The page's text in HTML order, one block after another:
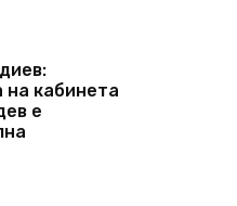
на кабинета
е